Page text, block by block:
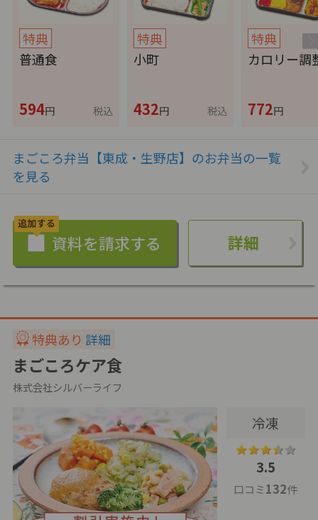
特典
普通食
594円 税込
特典
小町
432円 税込
特典
カロリー調
772円
まごころ弁当【東成・生野店】のお弁当の一覧
を見る
詳細
特典あり 詳細
まごころケア食
株式会社シルバーライフ
冷凍
3.5
口コミ132件